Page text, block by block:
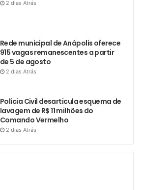
2 dias Atrás
Rede municipal de Anápolis oferece
915 vagas remanescentes a partir
de 5 de agosto
2 dias Atrás
Polícia Civil desarticula esquema de
lavagem de R$ 11 milhões do
Comando Vermelho
2 dias Atrás